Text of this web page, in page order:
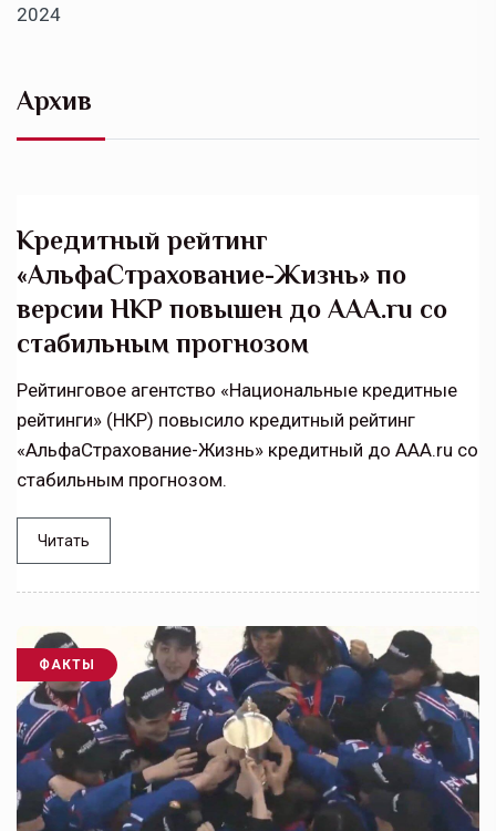
2024
Архив
Кредитный рейтинг
«АльфаСтрахование-Жизнь» по
версии НКР повышен до AAA.ru со
стабильным прогнозом
Рейтинговое агентство «Национальные кредитные
рейтинги» (НКР) повысило кредитный рейтинг
«АльфаСтрахование-Жизнь» кредитный до ААА.ru со
стабильным прогнозом.
Читать
ФАКТЫ